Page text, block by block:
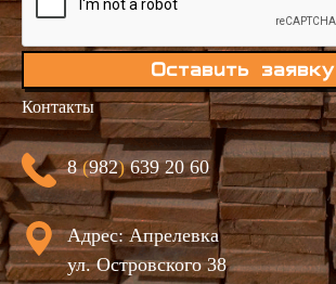
Оставить заявку
Контакты
8(982)639 20 60
Адрес: Апрелевка
ул. Островского 38